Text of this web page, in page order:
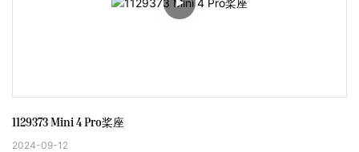
1129373 Mini 4 Pro桨座
2024-09-12